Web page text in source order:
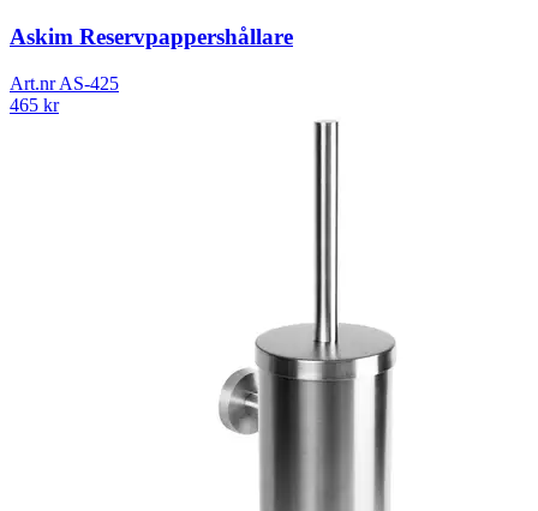
Askim Reservpappershållare
Art.nrAS-425
465 kr